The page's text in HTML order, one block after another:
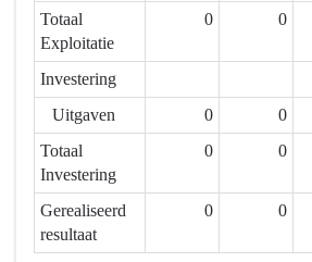
waarderende
benadering
Totaal
Exploitatie
0 0
Investering
Uitgaven
0 0
Totaal
Investering
0 0
Gerealiseerd
resultaat
0 0